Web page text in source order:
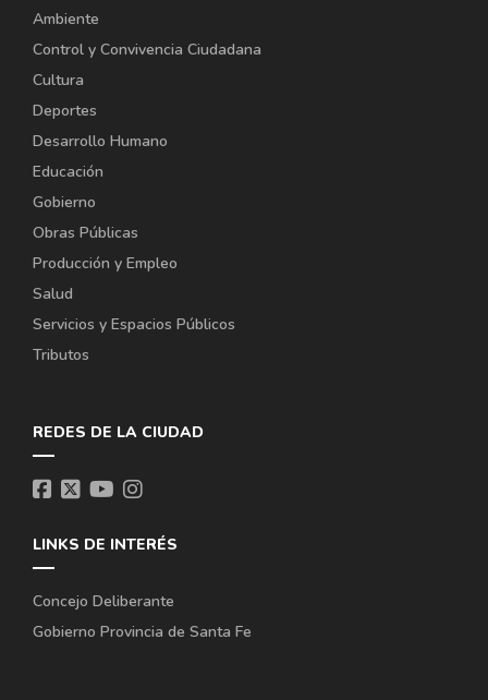
Ambiente
Control y Convivencia Ciudadana
Cultura
Deportes
Desarrollo Humano
Educación
Gobierno
Obras Públicas
Producción y Empleo
Salud
Servicios y Espacios Públicos
Tributos
REDES DE LA CIUDAD
LINKS DE INTERÉS
Concejo Deliberante
Gobierno Provincia de Santa Fe